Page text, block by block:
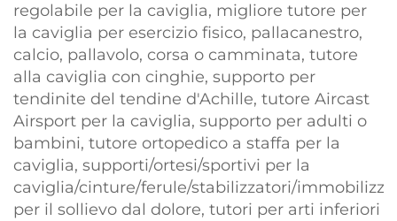
regolabile per la caviglia, migliore tutore per
la caviglia per esercizio fisico, pallacanestro,
calcio, pallavolo, corsa o camminata, tutore
alla caviglia con cinghie, supporto per
tendinite del tendine d'Achille, tutore Aircast
Airsport per la caviglia, supporto per adulti o
bambini, tutore ortopedico a staffa per la
caviglia, supporti/ortesi/sportivi per la
caviglia/cinture/ferule/stabilizzatori/
per il sollievo dal dolore, tutori per arti inferiori